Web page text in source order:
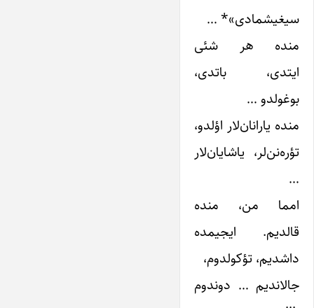
سیغیشمادی»* …
منده هر شئی
ایتدی، باتدی،
بوغولدو …
منده یارانان‌لار اؤلدو،
تؤره‌نن‌لر، یاشایان‌لار
…
امما من، منده
قالدیم. ایجیمده
داشدیم، تؤکولدوم،
جالاندیم … دوندوم